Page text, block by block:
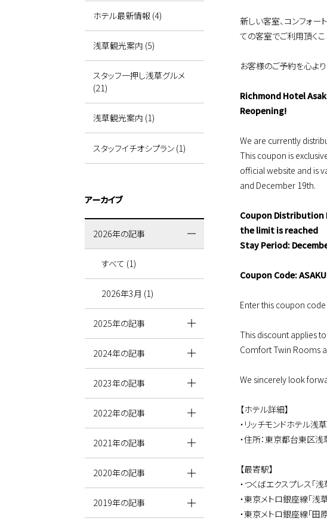
新しい客室、コンフォー
ての客室でご利用頂くこ
お客様のご予約を心よ
Richmond Hotel
Reopening!
We are currently
This coupon is
official website and is
and December 19th.
Coupon Distribution
the limit is reached
Stay Period:
Coupon Code:
Enter this coupon
This discount applies
Comfort Twin Rooms
We sincerely look
【ホテル詳細】
・リッチモンドホテル浅草
・住所：東京都台東区
【最寄駅】
・つくばエクスプレス「
・東京メトロ銀座線「
・東京メトロ銀座線「
ホテル最新情報 (4)
浅草観光案内 (5)
スタッフ一押し浅草グルメ
(21)
浅草観光案内 (1)
スタッフイチオシプラン (1)
アーカイブ
2026年の記事
すべて (1)
2026年3月 (1)
2025年の記事
2024年の記事
2023年の記事
2022年の記事
2021年の記事
2020年の記事
2019年の記事